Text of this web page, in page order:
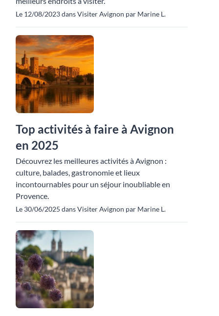
Le 12/08/2023 dans Visiter Avignon par Marine L.
Top activités à faire à Avignon
en 2025
Découvrez les meilleures activités à Avignon :
culture, balades, gastronomie et lieux
incontournables pour un séjour inoubliable en
Provence.
Le 30/06/2025 dans Visiter Avignon par Marine L.